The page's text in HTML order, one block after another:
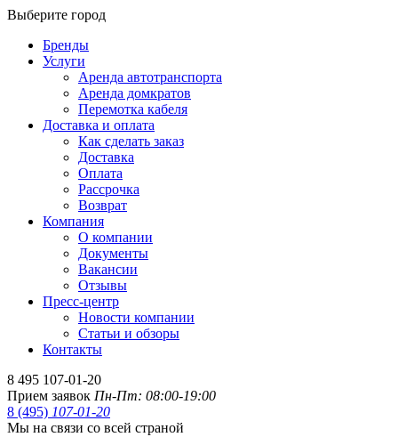
Выберите город
Бренды
Услуги
Аренда автотранспорта
Аренда домкратов
Перемотка кабеля
Доставка и оплата
Как сделать заказ
Доставка
Оплата
Рассрочка
Возврат
Компания
О компании
Документы
Вакансии
Отзывы
Пресс-центр
Новости компании
Статьи и обзоры
Контакты
8 495 107-01-20
Прием заявок Пн-Пт: 08:00-19:00
8 (495) 107-01-20
Мы на связи со всей страной